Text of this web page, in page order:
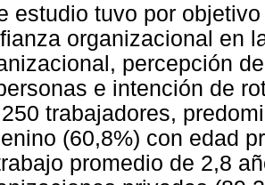
estudio tuvo por
organizacional en
percepción
e intención de
trabajadores,
(60,8%) con edad
promedio de 2,8